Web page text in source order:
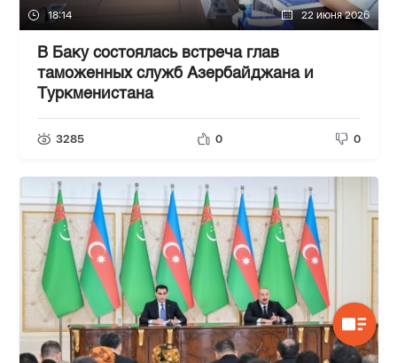
18:14 22 июня 2026
В Баку состоялась встреча глав
таможенных служб Азербайджана и
Туркменистана
3285 0 0